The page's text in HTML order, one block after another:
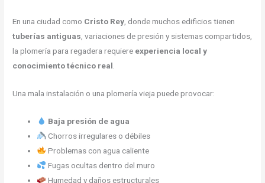
En una ciudad como Cristo Rey, donde muchos edificios tienen
tuberías antiguas, variaciones de presión y sistemas compartidos,
la plomería para regadera requiere experiencia local y
conocimiento técnico real.
Una mala instalación o una plomería vieja puede provocar:
Baja presión de agua
Chorros irregulares o débiles
Problemas con agua caliente
Fugas ocultas dentro del muro
Humedad y daños estructurales